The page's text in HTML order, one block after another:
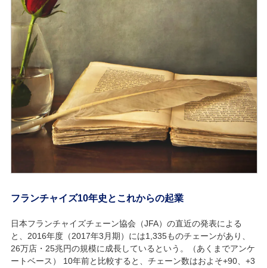
フランチャイズ10年史とこれからの起業
日本フランチャイズチェーン協会（JFA）の直近の発表による
と、2016年度（2017年3月期）には1,335ものチェーンがあり、
26万店・25兆円の規模に成長しているという。（あくまでアンケ
ートベース） 10年前と比較すると、チェーン数はおよそ+90、+3